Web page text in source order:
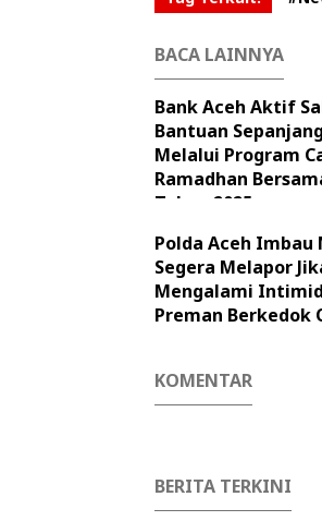
BACA LAINNYA
Bank Aceh Aktif
Bantuan
Melalui Program
Ramadhan
Tahun 2025
Polda Aceh Imbau
Segera Melapor
Mengalami
Preman Berkedok
KOMENTAR
BERITA TERKINI